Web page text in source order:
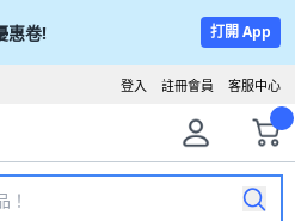
惠卷! 打開 App
客服中心
註冊會員
登入